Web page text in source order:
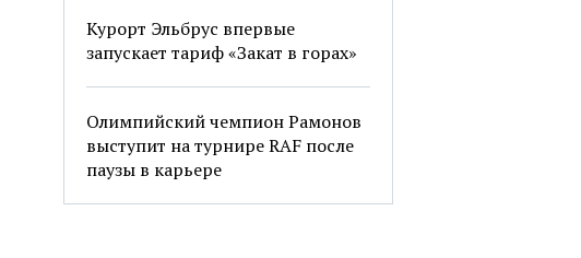
Курорт Эльбрус впервые
запускает тариф «Закат в горах»
Олимпийский чемпион Рамонов
выступит на турнире RAF после
паузы в карьере